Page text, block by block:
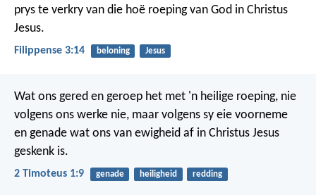
prys te verkry van die hoë roeping van God in Christus
Jesus.
Filippense 3:14 beloning Jesus
Wat ons gered en geroep het met 'n heilige roeping, nie
volgens ons werke nie, maar volgens sy eie voorneme
en genade wat ons van ewigheid af in Christus Jesus
geskenk is.
2 Timoteus 1:9 genade heiligheid redding